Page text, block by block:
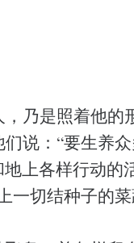
乃是照着他的
说：“要生养
上各样行动的
一切结种子的